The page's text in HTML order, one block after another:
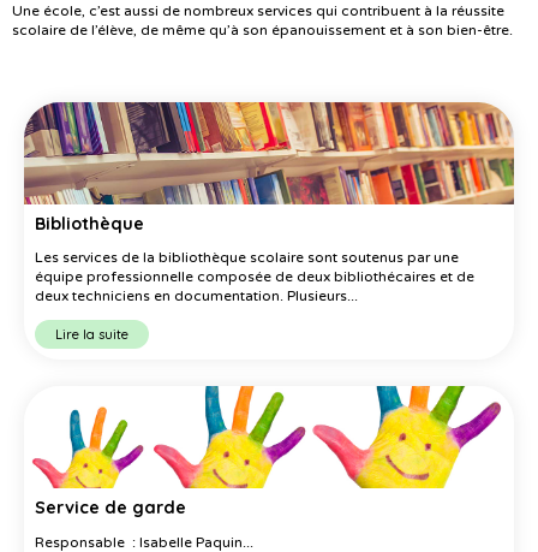
Une école, c’est aussi de nombreux services qui contribuent à la réussite
scolaire de l’élève, de même qu’à son épanouissement et à son bien-être.
Bibliothèque
Les services de la bibliothèque scolaire sont soutenus par une
équipe professionnelle composée de deux bibliothécaires et de
deux techniciens en documentation. Plusieurs...
Lire la suite
Service de garde
Responsable : Isabelle Paquin...